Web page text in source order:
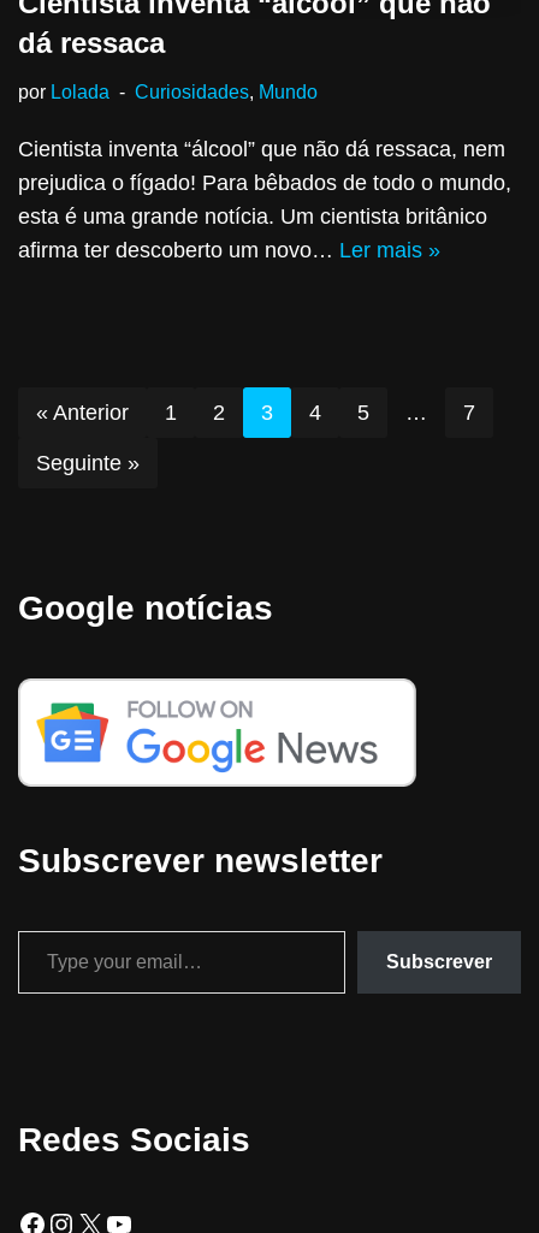
dá ressaca
por Lolada Curiosidades, Mundo
Cientista inventa “álcool” que não dá ressaca, nem
prejudica o fígado! Para bêbados de todo o mundo,
esta é uma grande notícia. Um cientista britânico
afirma ter descoberto um novo… Ler mais »
« Anterior 1 2 3 4 5 … 7
Seguinte »
Google notícias
Subscrever newsletter
Subscrever
Redes Sociais